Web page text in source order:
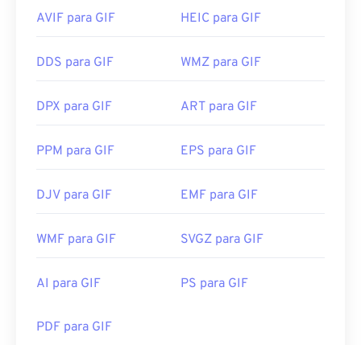
AVIF para GIF HEIC para GIF
DDS para GIF WMZ para GIF
DPX para GIF ART para GIF
PPM para GIF EPS para GIF
DJV para GIF EMF para GIF
WMF para GIF SVGZ para GIF
AI para GIF PS para GIF
PDF para GIF